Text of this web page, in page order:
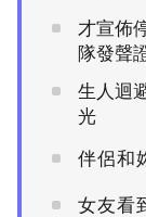
才宣佈
隊發聲
生人迴
光
伴侶和
女友看